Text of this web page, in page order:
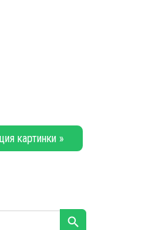
картинки »